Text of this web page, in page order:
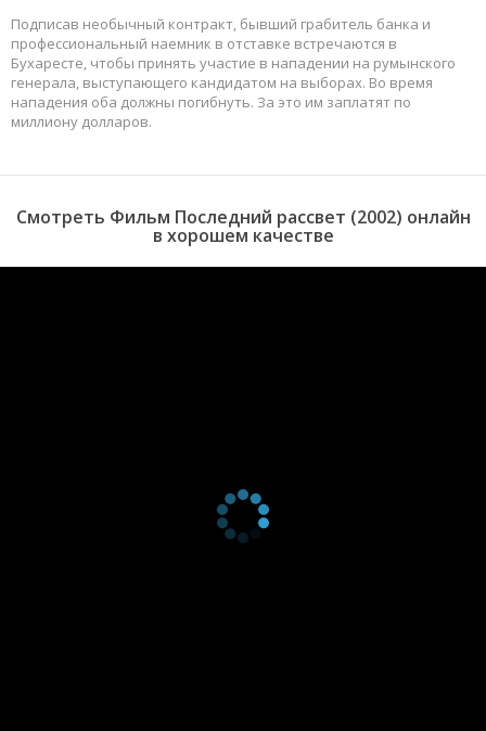
Подписав необычный контракт, бывший грабитель банка и
профессиональный наемник в отставке встречаются в
Бухаресте, чтобы принять участие в нападении на румынского
генерала, выступающего кандидатом на выборах. Во время
нападения оба должны погибнуть. За это им заплатят по
миллиону долларов.
Смотреть Фильм Последний рассвет (2002) онлайн
в хорошем качестве